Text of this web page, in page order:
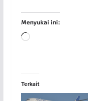
Menyukai ini:
Memuat...
Terkait